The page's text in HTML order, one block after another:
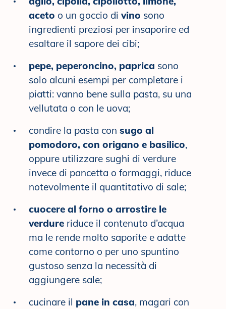
aceto o un goccio di vino sono
ingredienti preziosi per insaporire ed
esaltare il sapore dei cibi;
pepe, peperoncino, paprica sono
solo alcuni esempi per completare i
piatti: vanno bene sulla pasta, su una
vellutata o con le uova;
condire la pasta con sugo al
pomodoro, con origano e basilico,
oppure utilizzare sughi di verdure
invece di pancetta o formaggi, riduce
notevolmente il quantitativo di sale;
cuocere al forno o arrostire le
verdureriduce il contenuto d’acqua
ma le rende molto saporite e adatte
come contorno o per uno spuntino
gustoso senza la necessità di
aggiungere sale;
cucinare il pane in casa, magari con